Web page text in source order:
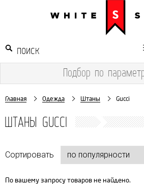
Подбор по
Главная Одежда Штаны Gucci
ШТАНЫ GUCCI
Сортировать
По вашему запросу товаров не найдено.